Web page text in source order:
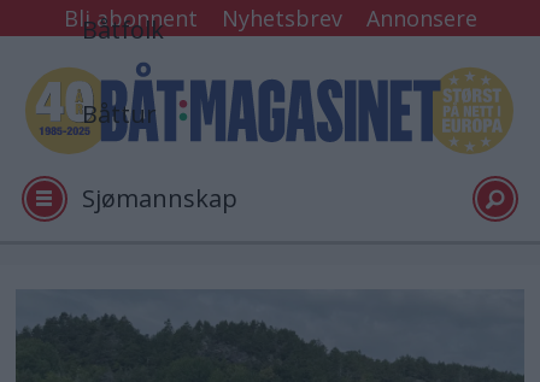
Bli abonnent Nyhetsbrev Annonsere
Båtfolk
Båttur
Sjømannskap